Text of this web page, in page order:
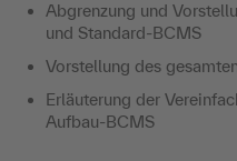
Abgrenzung und
und Standard-BCMS
Vorstellung des
Erläuterung der
Aufbau-BCMS